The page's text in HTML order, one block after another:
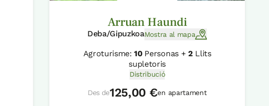
Arruan Haundi
Deba/GipuzkoaMostra al mapa
Agroturisme:10Personas + 2 Llits
supletoris
Distribució
Des de125,00 €en apartament